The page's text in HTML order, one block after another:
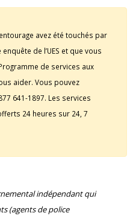
avez été touchés par
de l’UES et que vous
de services aux
aider. Vous pouvez
641-1897. Les services
24 heures sur 24, 7
indépendant qui
(agents de police